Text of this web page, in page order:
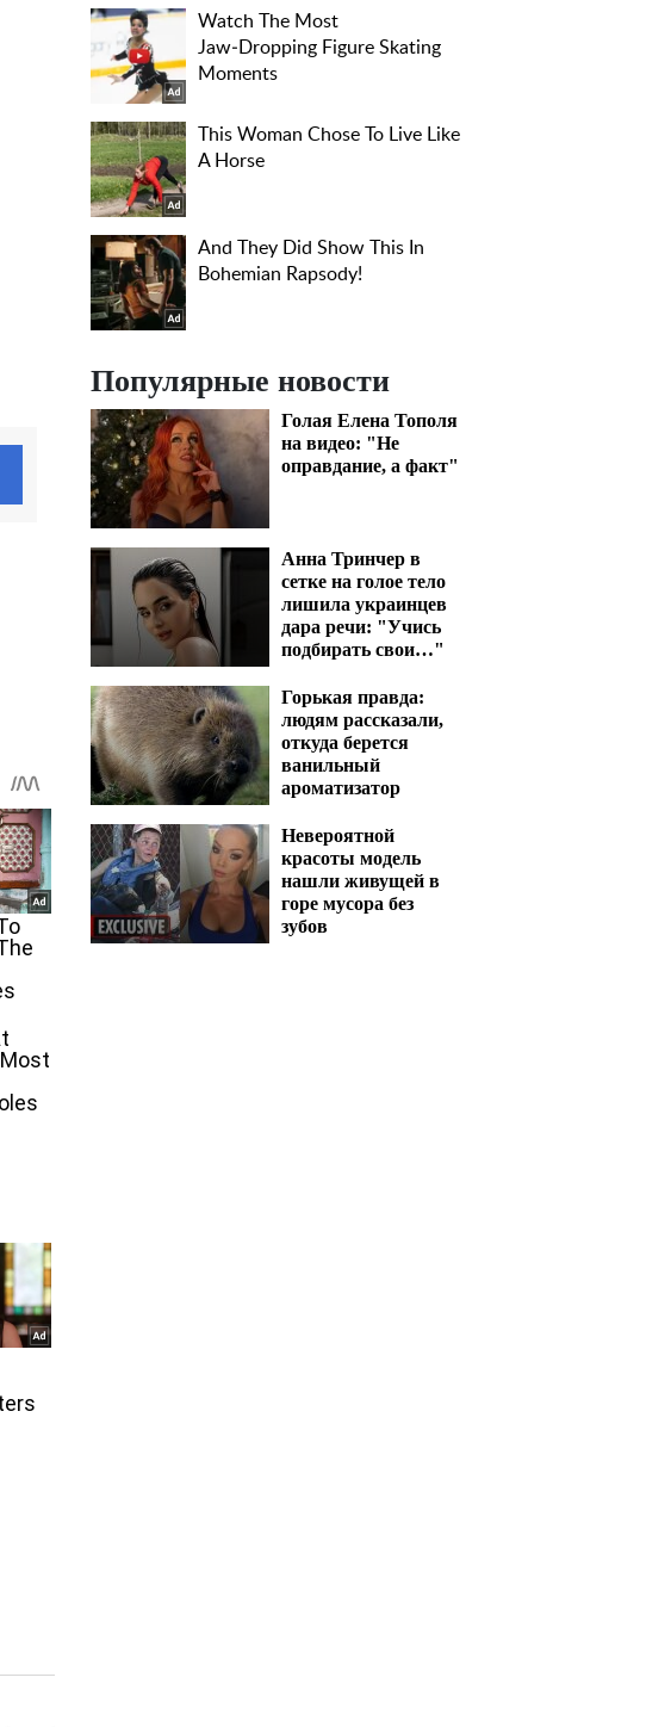
Популярные новости
Голая Елена Тополя
на видео: "Не
оправдание, а факт"
Анна Тринчер в
сетке на голое тело
лишила украинцев
дара речи: "Учись
подбирать свои…"
Горькая правда:
людям рассказали,
откуда берется
ванильный
ароматизатор
Невероятной
красоты модель
нашли живущей в
горе мусора без
зубов